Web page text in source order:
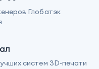
Глобатэк
систем 3D‑печати